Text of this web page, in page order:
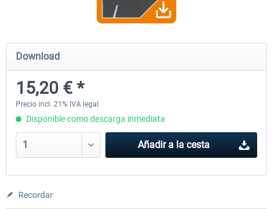
OMSI 2 Add-on Valiant Citybus 7700
Hybrid
12,19 € *
OMSI 2 Add-on IVECO Bus
Download
15,20 € *
Precio incl. 21% IVA legal
Disponible como descarga inmediata
Añadir a la cesta
Recordar